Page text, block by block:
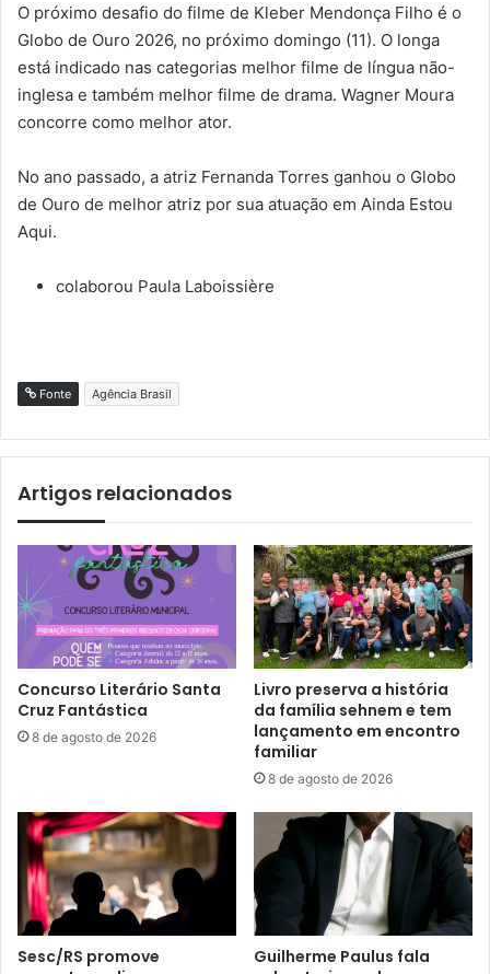
O próximo desafio do filme de Kleber Mendonça Filho é o
Globo de Ouro 2026, no próximo domingo (11). O longa
está indicado nas categorias melhor filme de língua não-
inglesa e também melhor filme de drama. Wagner Moura
concorre como melhor ator.
No ano passado, a atriz Fernanda Torres ganhou o Globo
de Ouro de melhor atriz por sua atuação em Ainda Estou
Aqui.
colaborou Paula Laboissière
Fonte Agência Brasil
Artigos relacionados
Concurso Literário Santa
Cruz Fantástica
8 de agosto de 2026
Livro preserva a história
da família sehnem e tem
lançamento em encontro
familiar
8 de agosto de 2026
Sesc/RS promove
Guilherme Paulus fala